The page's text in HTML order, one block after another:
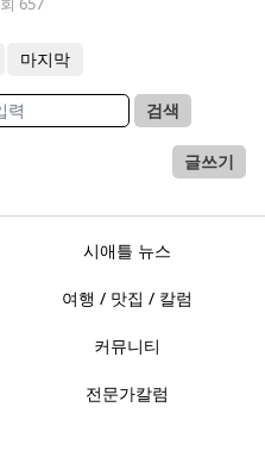
마지막
검색
글쓰기
시애틀 뉴스
여행 / 맛집 / 칼럼
커뮤니티
전문가칼럼